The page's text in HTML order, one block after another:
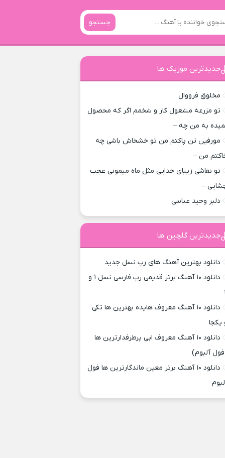
جستجو
جدیدترین موزیک ها
مخلوق فرووال
تو مزرعه مشغول کار و شخمم اگر که محصول
به من چه –
مورفین تن پاکتم من تو خشخاش باشی چه
من –
تو نقاشی زیبای خدایی مثل ماه میمونی عجب
–
دلبر وحید عباسی
جدیدترین گلچین ها
دانلود بهترین آهنگ های رپ نسل جدید
دانلود ۱۰ آهنگ برتر قدیمی رپ فارسی نسل ۱ و
دانلود ۱۰ آهنگ معروف هایده بهترین ها تکی
یکجا
دانلود ۱۰ آهنگ معروف ابی پرطرفدارترین ها
آلبوم)
دانلود ۱۰ آهنگ برتر معین ماندگارترین ها فول